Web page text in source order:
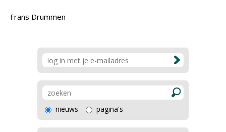
Frans Drummen
nieuws pagina's